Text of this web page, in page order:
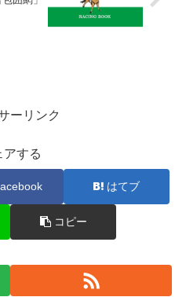
ーリンク
アする
はてブ
コピー